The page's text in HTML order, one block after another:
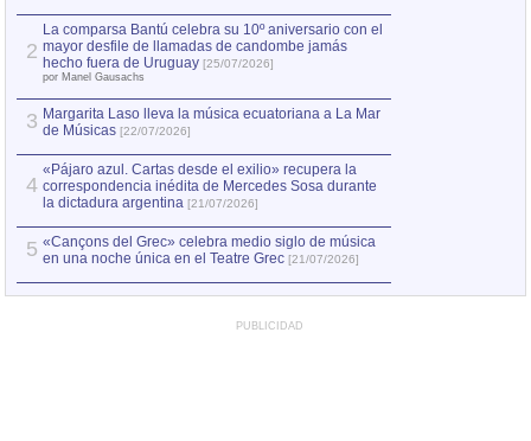
2
La comparsa Bantú celebra su 10º aniversario con el
mayor desfile de llamadas de candombe jamás
hecho fuera de Uruguay [25/07/2026]
por Manel Gausachs
3 Margarita Laso lleva la música ecuatoriana a La Mar
de Músicas [22/07/2026]
4
«Pájaro azul. Cartas desde el exilio» recupera la
correspondencia inédita de Mercedes Sosa durante
la dictadura argentina [21/07/2026]
5 «Cançons del Grec» celebra medio siglo de música
en una noche única en el Teatre Grec [21/07/2026]
PUBLICIDAD